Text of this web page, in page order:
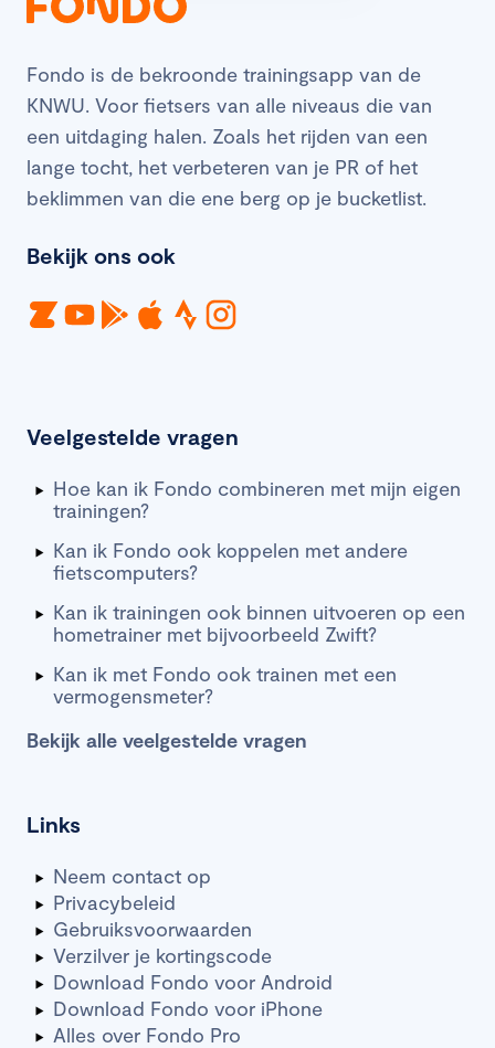
Fondo is de bekroonde trainingsapp van de
KNWU. Voor fietsers van alle niveaus die van
een uitdaging halen. Zoals het rijden van een
lange tocht, het verbeteren van je PR of het
beklimmen van die ene berg op je bucketlist.
Bekijk ons ook
Links
Neem contact op
Privacybeleid
Gebruiksvoorwaarden
Verzilver je kortingscode
Download Fondo voor Android
Download Fondo voor iPhone
Alles over Fondo Pro
Veelgestelde vragen
Hoe kan ik Fondo combineren met mijn eigen
trainingen?
Kan ik Fondo ook koppelen met andere
fietscomputers?
Kan ik trainingen ook binnen uitvoeren op een
hometrainer met bijvoorbeeld Zwift?
Kan ik met Fondo ook trainen met een
vermogensmeter?
Bekijk alle veelgestelde vragen